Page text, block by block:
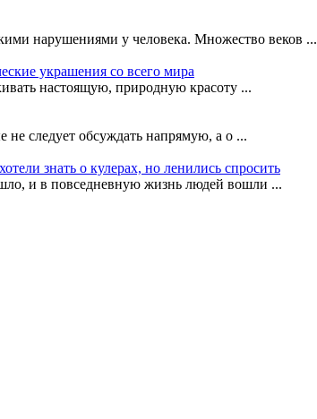
нарушениями у человека. Множество веков ...
украшения со всего мира
настоящую, природную красоту ...
не следует обсуждать напрямую, а о ...
знать о кулерах, но ленились спросить
и в повседневную жизнь людей вошли ...